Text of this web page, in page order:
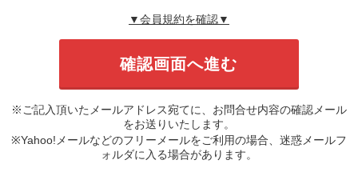
▼会員規約を確認▼
※ご記入頂いたメールアドレス宛てに、お問合せ内容の確認メール
をお送りいたします。
※Yahoo!メールなどのフリーメールをご利用の場合、迷惑メールフ
ォルダに入る場合があります。